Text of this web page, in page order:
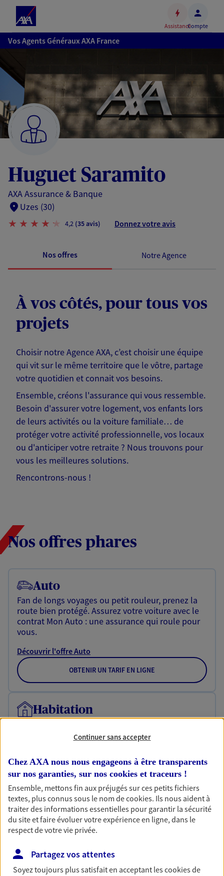
Accéder
au
Accéder
au
pied
de
page
AssistanceCompte
Vos Agents Généraux AXA France
Huguet Saramito
AXA Assurance & Banque
Uzes (30)
4,2 (35 avis) Donnez votre avis
Nos offres Notre Agence
À vos côtés, pour tous vos
projets
Choisir notre Agence AXA, c’est choisir une équipe
qui vit sur le même territoire que le vôtre, partage
votre quotidien et connait vos besoins.
Ensemble, créons l'assurance qui vous ressemble.
Besoin d'assurer votre logement, vos enfants lors
de leurs activités ou la voiture familiale… de
protéger votre activité professionnelle, vos locaux
ou d'anticiper votre retraite ? Nous trouvons pour
vous les meilleures solutions.
Rencontrons-nous !
Nos offres phares
Auto
Fan de longs voyages ou petit rouleur, prenez la
route bien protégé. Assurez votre voiture avec le
contrat Mon Auto : une assurance qui roule pour
vous.
Découvrir l'offre Auto
OBTENIR UN TARIF EN LIGNE
Habitation
contrat Ma Maison assure votre sérénité en
protégeant ce qui vous tient à coeur.
Découvrir l'offre Habitation
OBTENIR UN TARIF EN LIGNE
Garantie Accidents de la Vie
Bricoleuse, féru de jardinage, pâtissier en herbe
ou grande lectrice… personne n'est à l'abri d'un
accident du quotidien. Avec Ma Protection
Accident, protégez votre qualité de vie et vos
Continuer sans accepter
Chez AXA nous nous engageons à être transparents
sur nos garanties, sur nos cookies et traceurs !
Ensemble, mettons fin aux préjugés sur ces petits fichiers
textes, plus connus sous le nom decookies. Ils nous aident à
traiter des informations essentielles pour garantir la sécurité
du site et faire évoluer votre expérience en ligne, dans le
respect de votre vie privée.
Partagez vos attentes
Soyez toujours plus satisfait en acceptant lescookiesde